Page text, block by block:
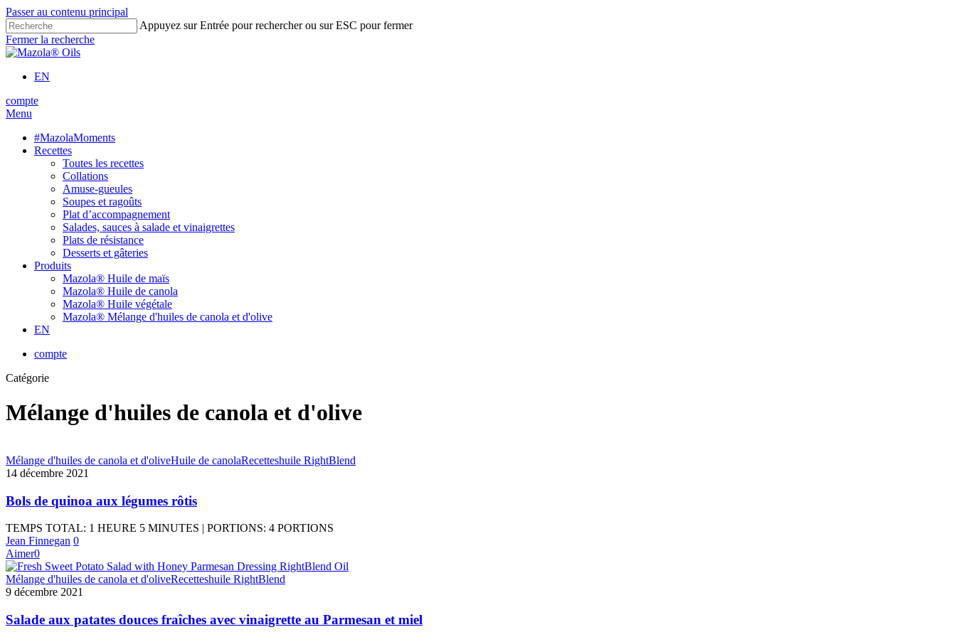
Passer au contenu principal
Appuyez sur Entrée pour rechercher ou sur ESC pour fermer
Fermer la recherche
EN
compte
Menu
#MazolaMoments
Recettes
Toutes les recettes
Collations
Amuse-gueules
Soupes et ragoûts
Plat d’accompagnement
Salades, sauces à salade et vinaigrettes
Plats de résistance
Desserts et gâteries
Produits
Mazola® Huile de maïs
Mazola® Huile de canola
Mazola® Huile végétale
Mazola® Mélange d'huiles de canola et d'olive
EN
compte
Catégorie
Mélange d'huiles de canola et d'olive
Mélange d'huiles de canola et d'oliveHuile de canolaRecetteshuile RightBlend
14 décembre 2021
Bols de quinoa aux légumes rôtis
TEMPS TOTAL: 1 HEURE 5 MINUTES | PORTIONS: 4 PORTIONS
Jean Finnegan 0
Aimer0
Mélange d'huiles de canola et d'oliveRecetteshuile RightBlend
9 décembre 2021
Salade aux patates douces fraîches avec vinaigrette au Parmesan et miel